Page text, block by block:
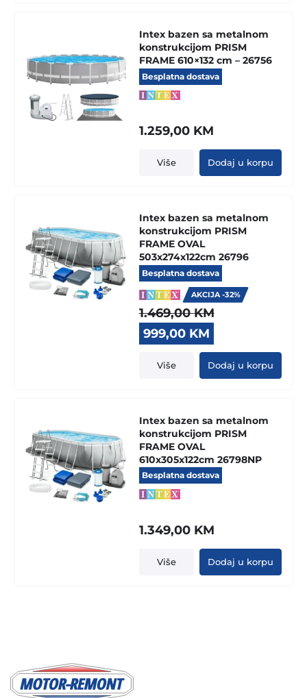
Intex bazen sa metalnom
konstrukcijom PRISM
FRAME 610×132 cm – 26756
Besplatna dostava
1.259,00 KM
Više Dodaj u korpu
Intex bazen sa metalnom
konstrukcijom PRISM
FRAME OVAL
503x274x122cm 26796
Besplatna dostava
AKCIJA -32%
1.469,00KM
Original
price
was:
1.469,00 KM.
999,00 KM
price
is:
999,00 KM.
Više Dodaj u korpu
Intex bazen sa metalnom
konstrukcijom PRISM
FRAME OVAL
610x305x122cm 26798NP
Besplatna dostava
1.349,00 KM
Više Dodaj u korpu